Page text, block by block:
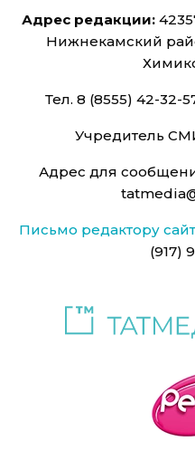
Адрес редакции:
Нижнекамский
Тел. 8 (8555) 42-32-
Учредитель
Адрес для
Письмо редактору
(917)